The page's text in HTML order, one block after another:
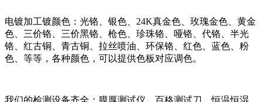
电镀加工镀颜色：光铬、银色、24K真金色、玫瑰金色、黄金
色、三价铬、三价黑铬、枪色、珍珠铬、哑铬、代铬、半光
铬、红古铜、青古铜、拉丝喷油、环保铬、红色、蓝色、粉
色、等等，各种颜色，可以提供色板对应调色。
我们的检测设备齐全：膜厚测试仪、百格测试刀、恒温恒湿